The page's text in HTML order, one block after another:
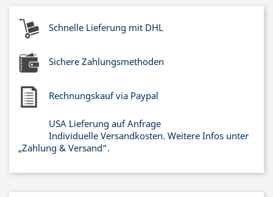
Schnelle Lieferung mit DHL
Sichere Zahlungsmethoden
Rechnungskauf via Paypal
USA Lieferung auf Anfrage
Individuelle Versandkosten. Weitere Infos unter
„Zahlung & Versand“.